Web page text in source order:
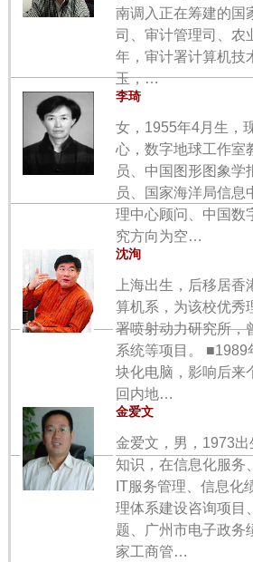
南调入正在筹建的国
司、审计管理司、农
年，审计署计算机
玉，…
李琦
女，1955年4月生，
心，数字地球工作室
员、中国图形图象
员、国家海洋局信
理中心顾问、中国数
究方向为空…
沈洵
上海出生，后移居
算机系，为该校优秀
署喷射动力研究所，
系统等项目。
块化电脑，影响后来
回内地…
金爱文
金爱文，男，1973
知识，在信息化服务
IT服务管理、信息化
理体系建设咨询项目
题、广州市电子政务
家工商管…